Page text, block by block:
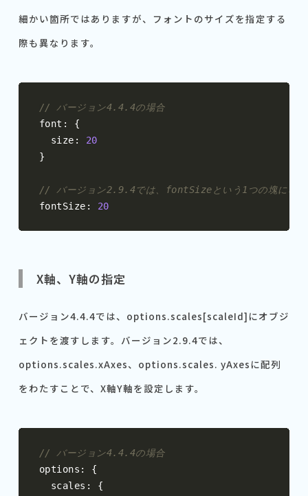
細かい箇所ではありますが、フォントのサイズを指定する
際も異なります。
// バージョン4.4.4の場合
font :
{
  size
:
20
}
// バージョン2.9.4では、fontSizeという1つの塊になる
fontSize : 20
X軸、Y軸の指定
バージョン4.4.4では、options.scales[scaleId]にオブジ
ェクトを渡すします。バージョン2.9.4では、
options.scales.xAxes、options.scales. yAxesに配列
をわたすことで、X軸Y軸を設定します。
// バージョン4.4.4の場合
options :
{
  scales
:
{